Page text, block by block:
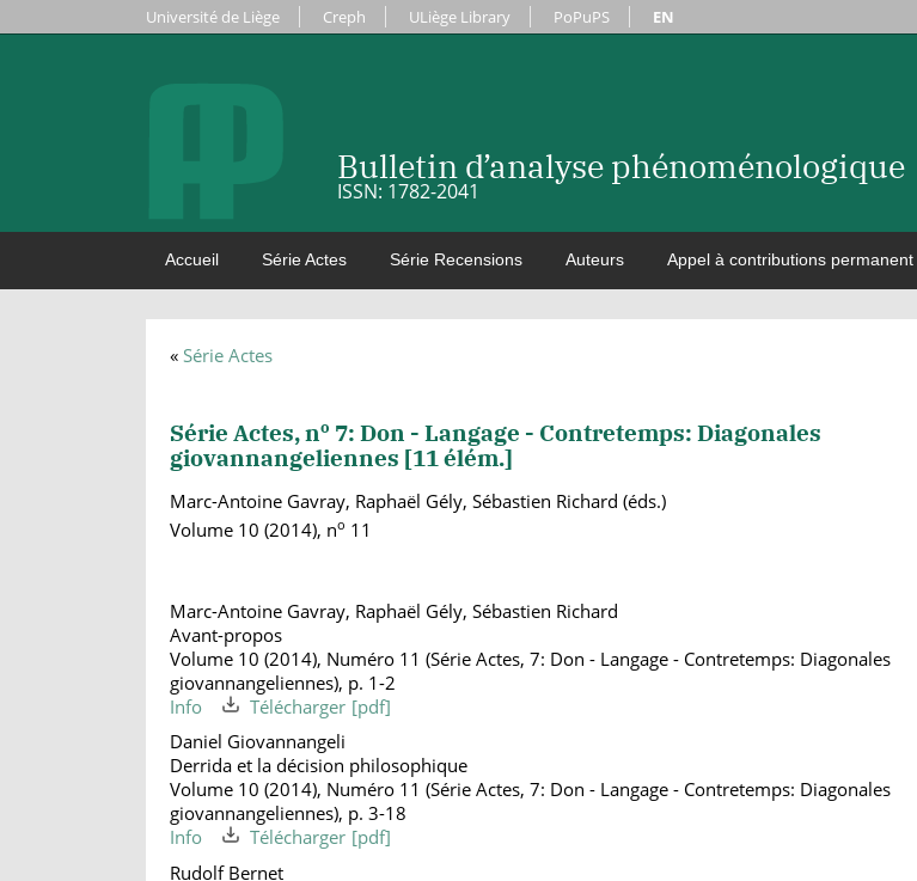
Université de Liège Creph ULiège Library PoPuPS EN
Bulletin d’analyse phénoménologique
ISSN: 1782-2041
Accueil Série Actes Série Recensions Auteurs Appel à contributions permanent
« Série Actes
Série Actes, no 7: Don - Langage - Contretemps: Diagonales
giovannangeliennes [11 élém.]
Marc-Antoine Gavray, Raphaël Gély, Sébastien Richard (éds.)
Volume 10 (2014), no 11
Marc-Antoine Gavray, Raphaël Gély, Sébastien Richard
Avant-propos
Volume 10 (2014), Numéro 11 (Série Actes, 7: Don - Langage - Contretemps: Diagonales
giovannangeliennes), p. 1-2
Info
Télécharger
Daniel Giovannangeli
Derrida et la décision philosophique
Volume 10 (2014), Numéro 11 (Série Actes, 7: Don - Langage - Contretemps: Diagonales
giovannangeliennes), p. 3-18
Info
Télécharger
Rudolf Bernet